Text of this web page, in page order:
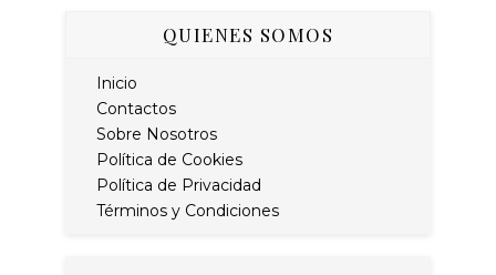
QUIENES SOMOS
Inicio
Contactos
Sobre Nosotros
Política de Cookies
Política de Privacidad
Términos y Condiciones